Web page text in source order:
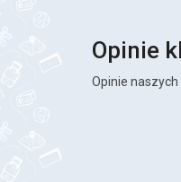
Opinie
Opinie